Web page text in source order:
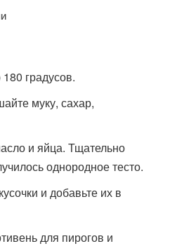
градусов.
муку, сахар,
и яйца. Тщательно
однородное тесто.
и добавьте их в
для пирогов и